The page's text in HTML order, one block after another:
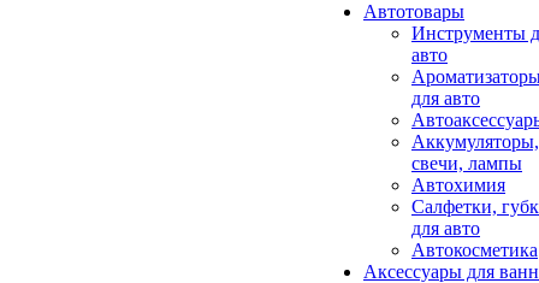
Автотовары
Инструменты
авто
для авто
Аккумуляторы,
свечи, лампы
Автохимия
Салфетки,
для авто
Автокосметика
Аксессуары для